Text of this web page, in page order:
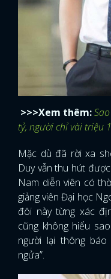
>>>Xem thêm:
tỷ, người chỉ vài triệu
Mặc dù đã rời xa
Duy vẫn thu hút
Nam diễn viên có
giảng viên Đại học
đôi này từng xác
cũng không hiểu
người lại thông
ngửa”.